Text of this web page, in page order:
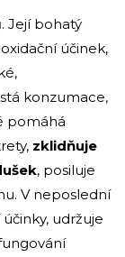
Její bohatý
účinek,
konzumace,
pomáhá
zklidňuje
, posiluje
V neposlední
udržuje